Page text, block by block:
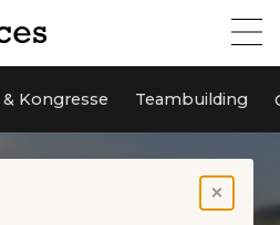
Kongresse Teambuilding
×